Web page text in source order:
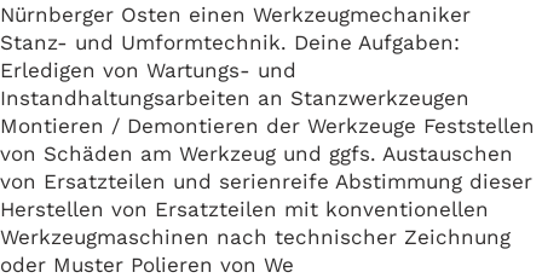
Nürnberger Osten einen Werkzeugmechaniker
Stanz- und Umformtechnik. Deine Aufgaben:
Erledigen von Wartungs- und
Instandhaltungsarbeiten an Stanzwerkzeugen
Montieren / Demontieren der Werkzeuge Feststellen
von Schäden am Werkzeug und ggfs. Austauschen
von Ersatzteilen und serienreife Abstimmung dieser
Herstellen von Ersatzteilen mit konventionellen
Werkzeugmaschinen nach technischer Zeichnung
oder Muster Polieren von We